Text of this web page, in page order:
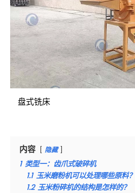
盘式铣床
内容 隐藏
1 类型一：齿爪式破碎机
1.1 玉米磨粉机可以处理哪些原料？
1.2 玉米粉碎机的结构是怎样的？